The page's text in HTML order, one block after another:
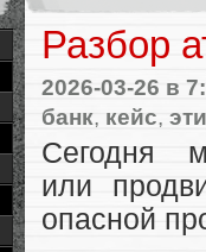
Разбор
2026-03-26 в
банк, кейс,
Сегодня
или
опасной